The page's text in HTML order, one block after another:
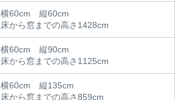
横60cm 縦60cm
床から窓までの高さ1428cm
横60cm 縦90cm
床から窓までの高さ1125cm
横60cm 縦135cm
床から窓までの高さ859cm